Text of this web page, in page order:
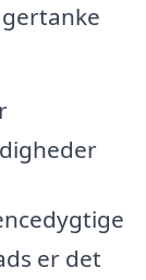
er det